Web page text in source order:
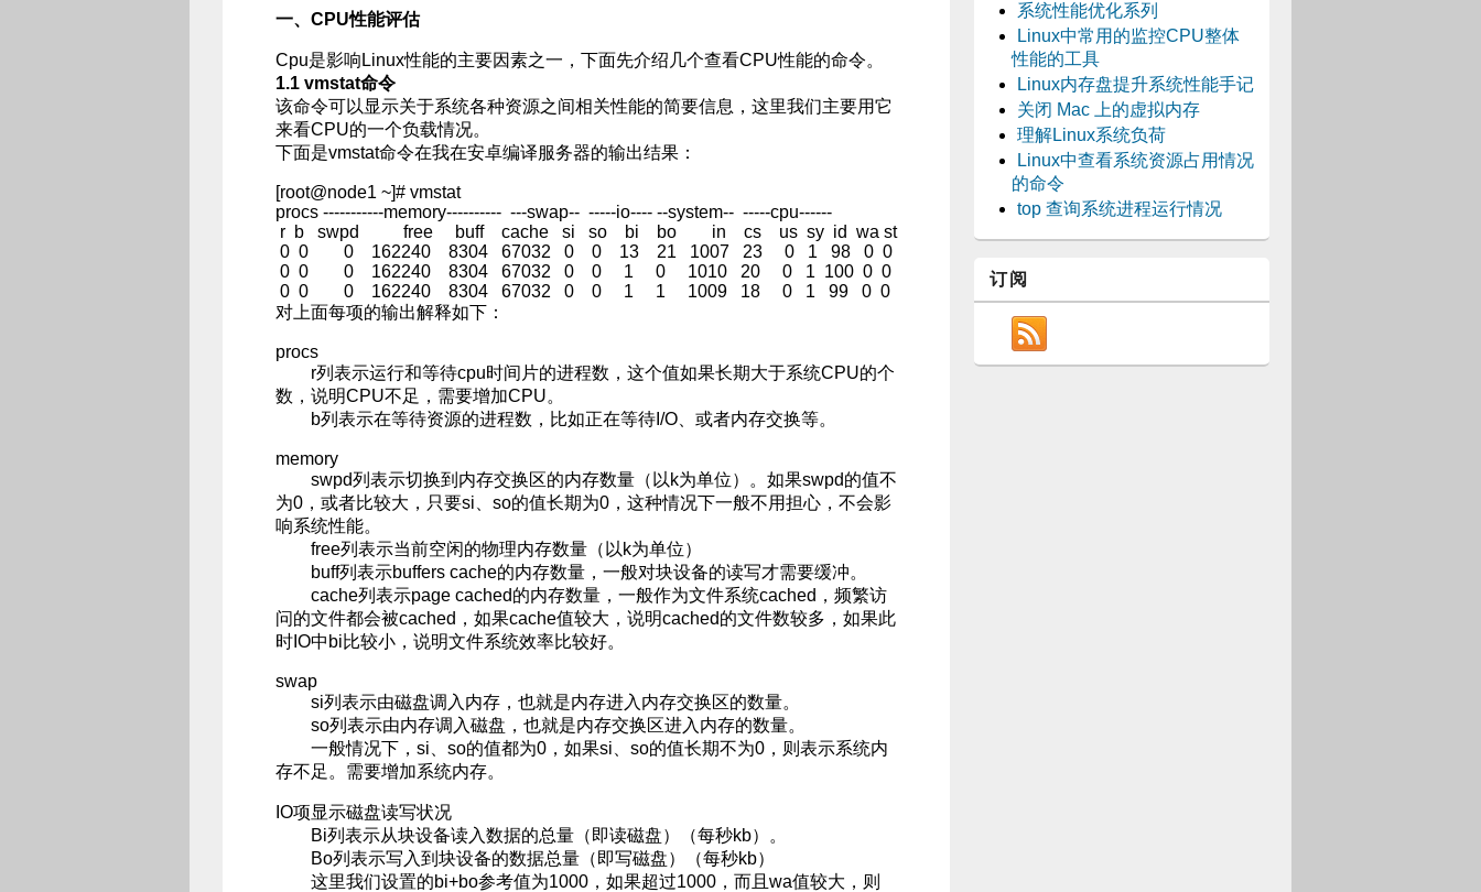
一、CPU性能评估
Cpu是影响Linux性能的主要因素之一，下面先介绍几个查看CPU性能的命令。
1.1 vmstat命令
该命令可以显示关于系统各种资源之间相关性能的简要信息，这里我们主要用它
来看CPU的一个负载情况。
下面是vmstat命令在我在安卓编译服务器的输出结果：
[root@node1 ~]# vmstat
procs -----------memory---------- ---swap-- -----io---- --system-- -----cpu------
r b swpd free buff cache si so bi bo in cs us sy id wa st
0 0 0 162240 8304 67032 0 0 13 21 1007 23 0 1 98 0 0
0 0 0 162240 8304 67032 0 0 1 0 1010 20 0 1 100 0 0
0 0 0 162240 8304 67032 0 0 1 1 1009 18 0 1 99 0 0
对上面每项的输出解释如下：
procs
r列表示运行和等待cpu时间片的进程数，这个值如果长期大于系统CPU的个
数，说明CPU不足，需要增加CPU。
b列表示在等待资源的进程数，比如正在等待I/O、或者内存交换等。
memory
swpd列表示切换到内存交换区的内存数量（以k为单位）。如果swpd的值不
为0，或者比较大，只要si、so的值长期为0，这种情况下一般不用担心，不会影
响系统性能。
free列表示当前空闲的物理内存数量（以k为单位）
buff列表示buffers cache的内存数量，一般对块设备的读写才需要缓冲。
cache列表示page cached的内存数量，一般作为文件系统cached，频繁访
问的文件都会被cached，如果cache值较大，说明cached的文件数较多，如果此
时IO中bi比较小，说明文件系统效率比较好。
swap
si列表示由磁盘调入内存，也就是内存进入内存交换区的数量。
so列表示由内存调入磁盘，也就是内存交换区进入内存的数量。
一般情况下，si、so的值都为0，如果si、so的值长期不为0，则表示系统内
存不足。需要增加系统内存。
IO项显示磁盘读写状况
Bi列表示从块设备读入数据的总量（即读磁盘）（每秒kb）。
Bo列表示写入到块设备的数据总量（即写磁盘）（每秒kb）
这里我们设置的bi+bo参考值为1000，如果超过1000，而且wa值较大，则
系统性能优化系列
Linux中常用的监控CPU整体
性能的工具
Linux内存盘提升系统性能手记
关闭 Mac 上的虚拟内存
理解Linux系统负荷
Linux中查看系统资源占用情况
的命令
top 查询系统进程运行情况
订阅